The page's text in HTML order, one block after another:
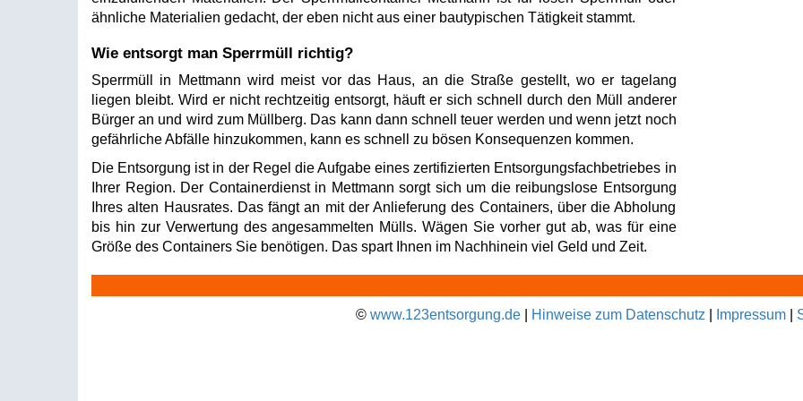
ähnliche Materialien gedacht, der eben nicht aus einer bautypischen Tätigkeit stammt.
Wie entsorgt man Sperrmüll richtig?
Sperrmüll in Mettmann wird meist vor das Haus, an die Straße gestellt, wo er tagelang
liegen bleibt. Wird er nicht rechtzeitig entsorgt, häuft er sich schnell durch den Müll anderer
Bürger an und wird zum Müllberg. Das kann dann schnell teuer werden und wenn jetzt noch
gefährliche Abfälle hinzukommen, kann es schnell zu bösen Konsequenzen kommen.
Die Entsorgung ist in der Regel die Aufgabe eines zertifizierten Entsorgungsfachbetriebes in
Ihrer Region. Der Containerdienst in Mettmann sorgt sich um die reibungslose Entsorgung
Ihres alten Hausrates. Das fängt an mit der Anlieferung des Containers, über die Abholung
bis hin zur Verwertung des angesammelten Mülls. Wägen Sie vorher gut ab, was für eine
Größe des Containers Sie benötigen. Das spart Ihnen im Nachhinein viel Geld und Zeit.
© www.123entsorgung.de| Hinweise zum Datenschutz Impressum|